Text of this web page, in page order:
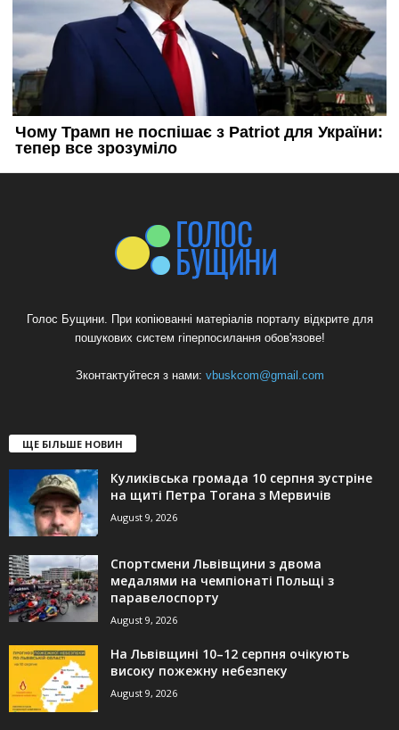
Голос Бущини. При копіюванні матеріалів порталу відкрите для
пошукових систем гіперпосилання обов'язове!
Зконтактуйтеся з нами: vbuskcom@gmail.com
ЩЕ БІЛЬШЕ НОВИН
Куликівська громада 10 серпня зустріне
на щиті Петра Тогана з Мервичів
August 9, 2026
Спортсмени Львівщини з двома
медалями на чемпіонаті Польщі з
паравелоспорту
August 9, 2026
На Львівщині 10–12 серпня очікують
високу пожежну небезпеку
August 9, 2026